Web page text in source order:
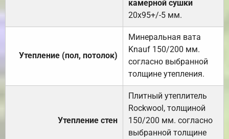
камерной сушки
20х95+/-5 мм.
Утепление (пол, потолок)
Минеральная вата
Knauf 150/200 мм.
согласно выбранной
толщине утепления.
Утепление стен
Плитный утеплитель
Rockwool, толщиной
150/200 мм. согласно
выбранной толщине